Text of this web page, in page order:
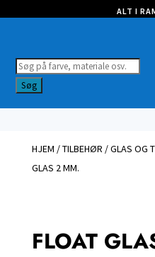
ALT I
Products
search
Søg
HJEM /TILBEHØR /GLAS OG
GLAS 2 MM.
FLOAT